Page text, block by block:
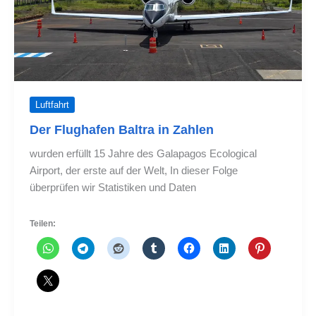
Luftfahrt
Der Flughafen Baltra in Zahlen
wurden erfüllt 15 Jahre des Galapagos Ecological
Airport, der erste auf der Welt, In dieser Folge
überprüfen wir Statistiken und Daten
Teilen: